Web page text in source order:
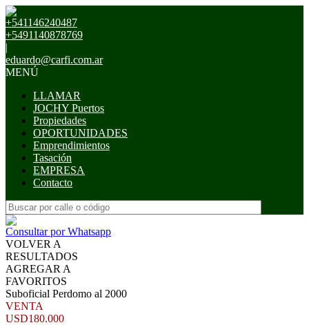
+541146240487
+5491140878769
|
eduardo@carfi.com.ar
MENÚ
LLAMAR
JOCHY Puertos
Propiedades
OPORTUNIDADES
Emprendimientos
Tasación
EMPRESA
Contacto
Consultar por Whatsapp
VOLVER A
RESULTADOS
AGREGAR A
FAVORITOS
Suboficial Perdomo al 2000
VENTA
USD180.000